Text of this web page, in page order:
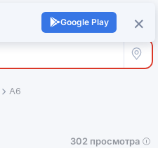
Войти +
Все
A6
302 просмотра
×
Google Play